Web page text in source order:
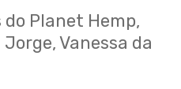
Planet Hemp,
Vanessa da